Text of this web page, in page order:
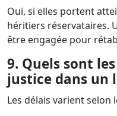
Oui, si elles portent
héritiers réservataires.
être engagée pour
9. Quels sont
justice dans un
Les délais varient selon